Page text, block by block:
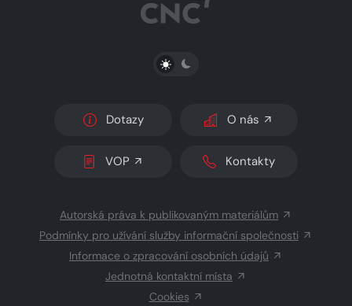
PŘEPNOUT SVĚTLÝ/TMAVÝ REŽIM
Dotazy O nás
VOP Kontakty
Autorská práva k publikovaným materiálům
Podmínky pro užívání služby informační společnosti
Informace o zpracování osobních údajů
Jednotná kontaktní místa
Cookies